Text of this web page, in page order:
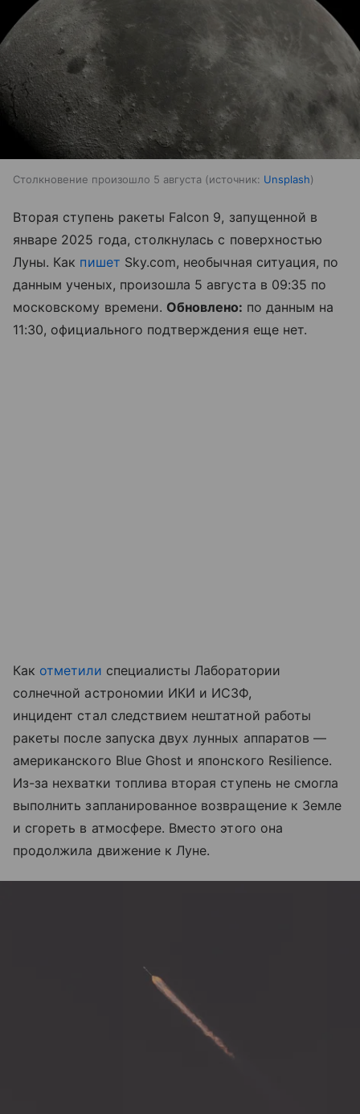
Столкновение произошло 5 августа источник: Unsplash
Вторая ступень ракеты Falcon 9, запущенной в
январе 2025 года, столкнулась с поверхностью
Луны. Как пишет Sky.com, необычная ситуация, по
данным ученых, произошла 5 августа в 09:35 по
московскому времени. Обновлено: по данным на
11:30, официального подтверждения еще нет.
Как отметили специалисты Лаборатории
солнечной астрономии ИКИ и ИСЗФ,
инцидент стал следствием нештатной работы
ракеты после запуска двух лунных аппаратов —
американского Blue Ghost и японского Resilience.
Из-за нехватки топлива вторая ступень не смогла
выполнить запланированное возвращение к Земле
и сгореть в атмосфере. Вместо этого она
продолжила движение к Луне.